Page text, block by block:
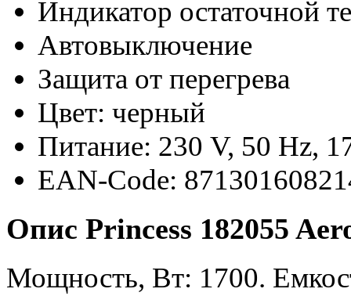
Индикатор остаточной
Автовыключение
Защита от перегрева
Цвет: черный
Питание: 230 V, 50 Hz,
EAN-Code:
Опис Princess 182055
Мощность, Вт: 1700.